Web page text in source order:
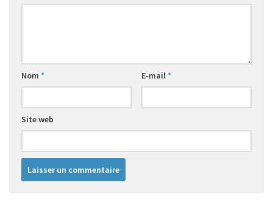
Nom * E-mail*
Site web